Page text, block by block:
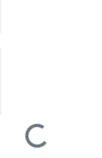
Loading...